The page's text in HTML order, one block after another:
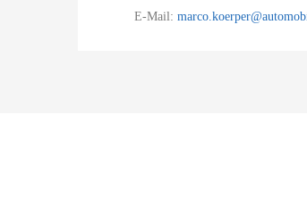
E-Mail: